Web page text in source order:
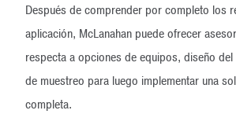
Después de comprender por completo los
aplicación, McLanahan puede ofrecer
respecta a opciones de equipos, diseño
de muestreo para luego implementar una
completa.